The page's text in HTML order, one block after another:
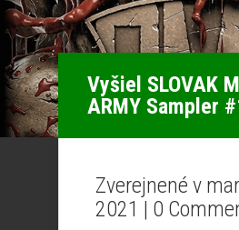
Vyšiel SLOVAK
ARMY Sampler
Zverejnené v
2021 | 0